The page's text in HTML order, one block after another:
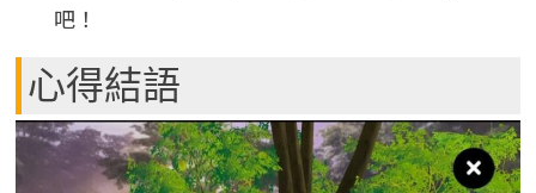
吧！
心得結語